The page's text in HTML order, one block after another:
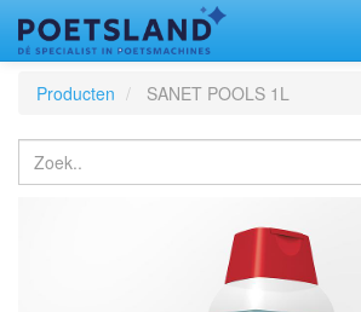
Producten
SANET POOLS 1L